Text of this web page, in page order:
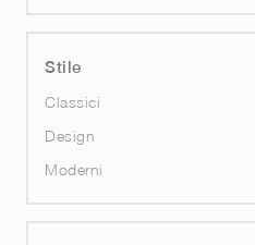
Stile
Classici
Design
Moderni